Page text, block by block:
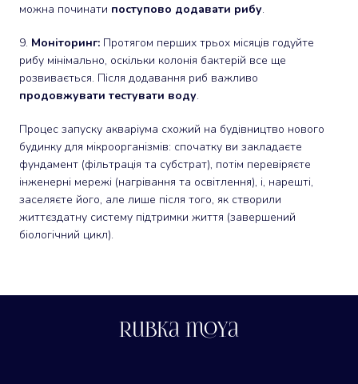
можна починати поступово додавати рибу.
9. Моніторинг: Протягом перших трьох місяців годуйте
рибу мінімально, оскільки колонія бактерій все ще
розвивається. Після додавання риб важливо
продовжувати тестувати воду.
Процес запуску акваріума схожий на будівництво нового
будинку для мікроорганізмів: спочатку ви закладаєте
фундамент (фільтрація та субстрат), потім перевіряєте
інженерні мережі (нагрівання та освітлення), і, нарешті,
заселяєте його, але лише після того, як створили
життєздатну систему підтримки життя (завершений
біологічний цикл).
Rubka moya